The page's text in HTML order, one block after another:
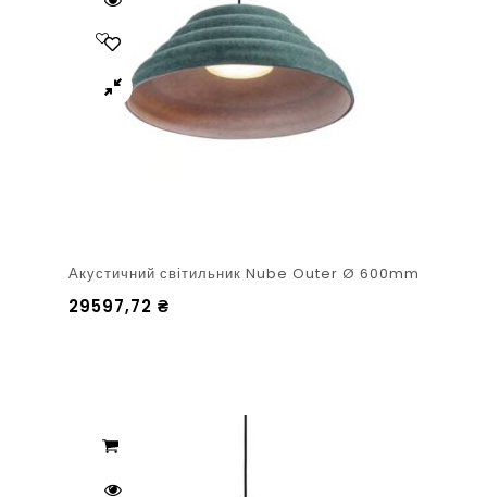
Акустичний світильник Nube Outer Ø 600mm
29597,72 ₴